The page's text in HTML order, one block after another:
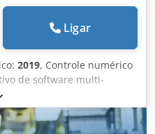
Ligar
2019, Controle numérico
de software multi-
permite projetar o
planejar as
da peça no modelo